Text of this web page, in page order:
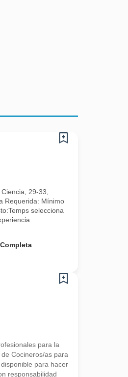
29-33,
Requerida: Mínimo
selecciona
para la
Cocineros/as para
para hacer
responsabilidad